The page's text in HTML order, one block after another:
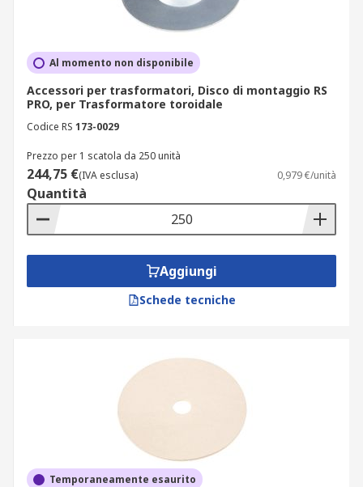
Al momento non disponibile
Accessori per trasformatori, Disco di montaggio RS
PRO, per Trasformatore toroidale
Codice RS 173-0029
Prezzo per 1 scatola da 250 unità
244,75 €(IVA esclusa) 0,979 €/unità
Quantità
Aggiungi
Schede tecniche
Temporaneamente esaurito